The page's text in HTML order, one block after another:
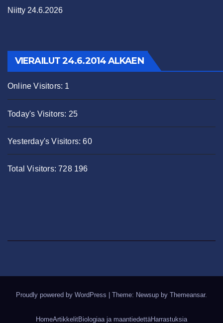
Niitty 24.6.2026
VIERAILUT 24.6.2014 ALKAEN
Online Visitors: 1
Today's Visitors: 25
Yesterday's Visitors:60
Total Visitors:728 196
Proudly powered by WordPress Theme: Newsup by Themeansar.
HomeArtikkelitBiologiaa ja maantiedettäHarrastuksia